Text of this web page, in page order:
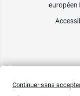
européen
Continuer sans